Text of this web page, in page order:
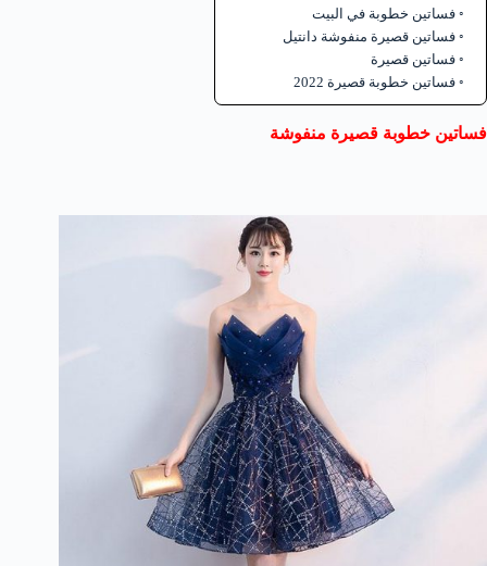
فساتين خطوبة في البيت
فساتين قصيرة منفوشة دانتيل
فساتين قصيرة
فساتين خطوبة قصيرة 2022
فساتين خطوبة قصيرة منفوشة